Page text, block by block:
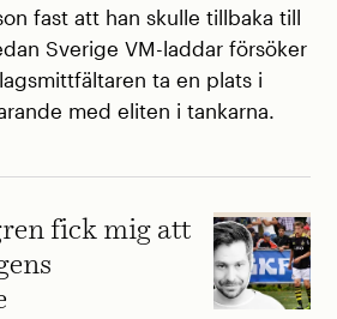
fast att han skulle tillbaka till
Sverige VM-laddar försöker
ta en plats i
med eliten i tankarna.
fick mig att